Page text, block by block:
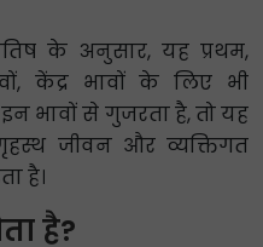
के अनुसार, यह प्रथम,
केंद्र भावों के लिए भी
भावों से गुजरता है, तो यह
जीवन और व्यक्तिगत
है।
है?